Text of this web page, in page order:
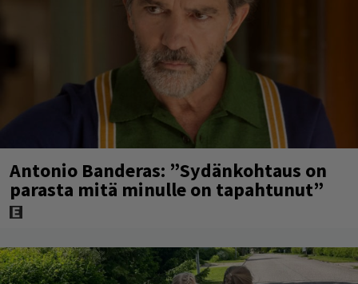
Antonio Banderas: ”Sydänkohtaus on
parasta mitä minulle on tapahtunut”